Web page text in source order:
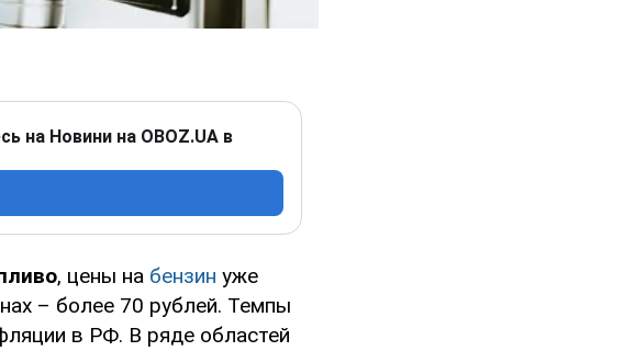
на Новини на OBOZ.UA в
, цены на бензин уже
– более 70 рублей. Темпы
в РФ. В ряде областей